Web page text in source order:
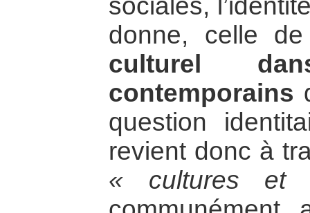
sociales,
donne, celle
culturel
contemporains
question
revient donc à
« cultures et